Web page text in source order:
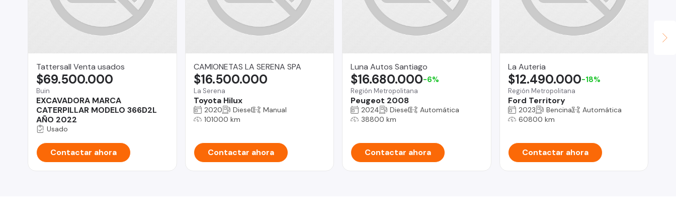
Tattersall Venta usados
Buin
EXCAVADORA MARCA
CATERPILLAR MODELO 366D2L
AÑO 2022
$69.500.000
Usado
Contactar ahora
CAMIONETAS LA SERENA SPA
La Serena
Toyota Hilux
$16.500.000
2020 Diesel
Manual
101000 km
Contactar ahora
Luna Autos Santiago
Región Metropolitana
Peugeot 2008
$16.680.000-6%
2024 Diesel
Automática
38800 km
Contactar ahora
La Auteria
Región Metropolitana
Ford Territory
$12.490.000-18%
2023 Bencina
Automática
60800 km
Contactar ahora